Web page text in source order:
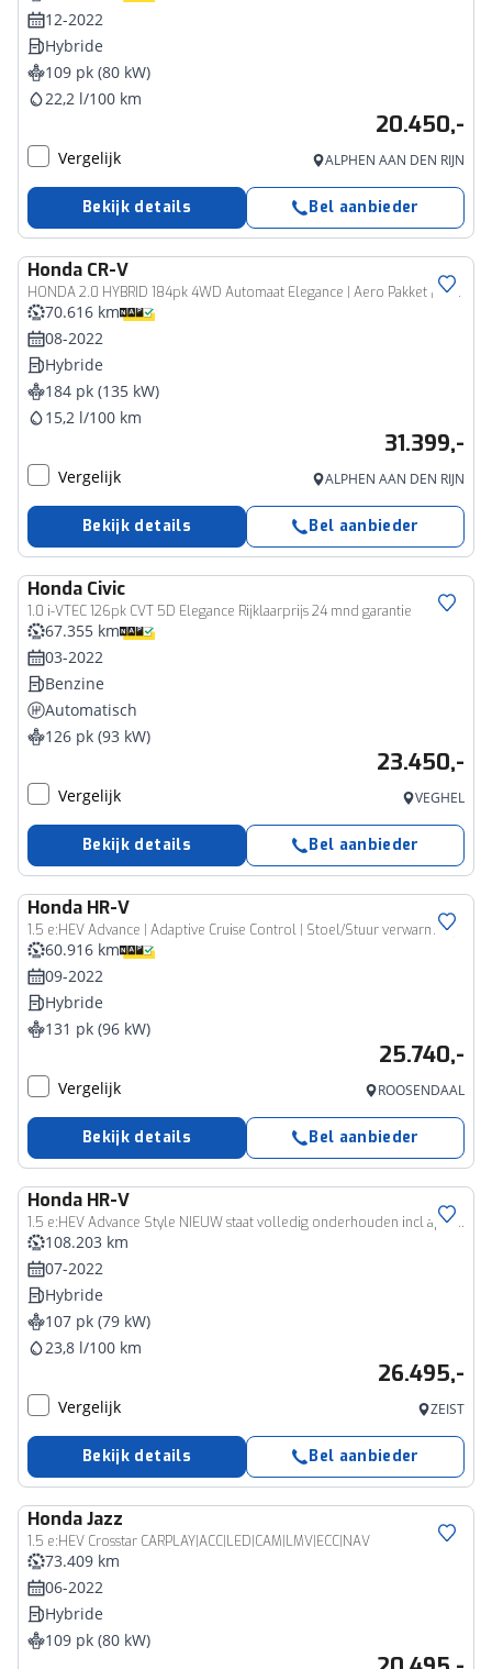
12-2022
Hybride
109 pk (80 kW)
22,2 l/100 km
20.450,-
Vergelijk ALPHEN AAN DEN RIJN
Bekijk details Bel aanbieder
Honda CR-V
HONDA 2.0 HYBRID 184pk 4WD Automaat Elegance | Aero Pakket | Carplay | Stoelverwarming | Dealer Onderhouden | NL AUTO |
70.616 km
08-2022
Hybride
184 pk (135 kW)
15,2 l/100 km
31.399,-
Vergelijk ALPHEN AAN DEN RIJN
Bekijk details Bel aanbieder
Honda Civic
1.0 i-VTEC 126pk CVT 5D Elegance Rijklaarprijs 24 mnd garantie
67.355 km
03-2022
Benzine
Automatisch
126 pk (93 kW)
23.450,-
Vergelijk VEGHEL
Bekijk details Bel aanbieder
Honda HR-V
1.5 e:HEV Advance | Adaptive Cruise Control | Stoel/Stuur verwarming
60.916 km
09-2022
Hybride
131 pk (96 kW)
25.740,-
Vergelijk ROOSENDAAL
Bekijk details Bel aanbieder
Honda HR-V
1.5 e:HEV Advance Style NIEUW staat volledig onderhouden incl apk //aflevering en bovag garantie
108.203 km
07-2022
Hybride
107 pk (79 kW)
23,8 l/100 km
26.495,-
Vergelijk ZEIST
Bekijk details Bel aanbieder
HondaJazz
1.5 e:HEV Crosstar CARPLAY|ACC|LED|CAM|LMV|ECC|NAV
73.409 km
06-2022
Hybride
109 pk (80 kW)